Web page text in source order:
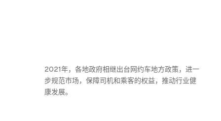
2021年，各地政府相继出台网约车地方政策，进一
步规范市场，保障司机和乘客的权益，推动行业健
康发展。